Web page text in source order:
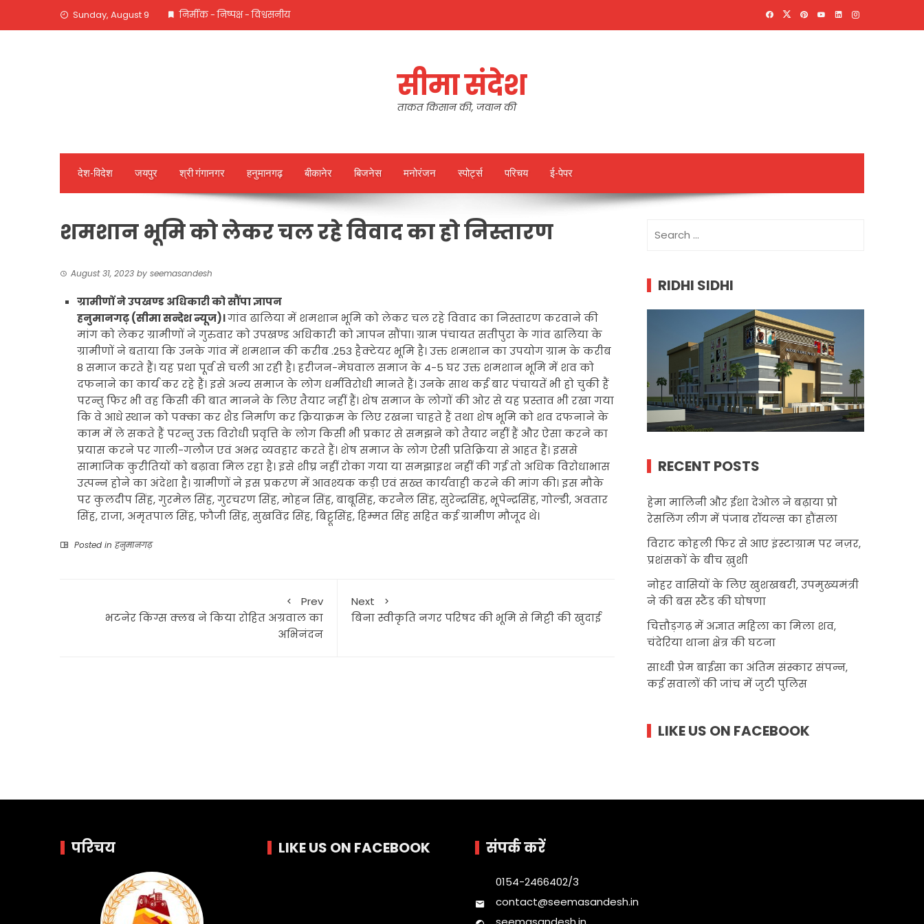
Sunday, August 9 निर्मीक - निष्पक्ष - विश्वसनीय
सीमा संदेश
ताकत किसान की, जवान की
देश-विदेश जयपुर श्री गंगानगर हनुमानगढ़ बीकानेर बिजनेस मनोरंजन स्पोर्ट्स परिचय ई-पेपर
शमशान भूमि को लेकर चल रहे विवाद का हो निस्तारण
August 31, 2023 by seemasandesh
ग्रामीणों ने उपखण्ड अधिकारी को सौंपा ज्ञापन
हनुमानगढ़ (सीमा सन्देश न्यूज)।गांव ढालिया में शमशान भूमि को लेकर चल रहे विवाद का निस्तारण करवाने की
मांग को लेकर ग्रामीणों ने गुरुवार को उपखण्ड अधिकारी को ज्ञापन सौंपा। ग्राम पंचायत सतीपुरा के गांव ढालिया के
ग्रामीणों ने बताया कि उनके गांव में शमशान की करीब .253 हैक्टेयर भूमि है। उक्त शमशान का उपयोग ग्राम के करीब
8 समाज करते हैं। यह प्रथा पूर्व से चली आ रही है। हरीजन-मेघवाल समाज के 4-5 घर उक्त शमशान भूमि में शव को
दफनाने का कार्य कर रहे हैं। इसे अन्य समाज के लोग धर्मविरोधी मानते हैं। उनके साथ कई बार पंचायतें भी हो चुकी हैं
परन्तु फिर भी वह किसी की बात मानने के लिए तैयार नहीं हैं। शेष समाज के लोगों की ओर से यह प्रस्ताव भी रखा गया
कि वे आधे स्थान को पक्का कर शैड निर्माण कर क्रियाक्रम के लिए रखना चाहते हैं तथा शेष भूमि को शव दफनाने के
काम में ले सकते हैं परन्तु उक्त विरोधी प्रवृत्ति के लोग किसी भी प्रकार से समझने को तैयार नहीं हैं और ऐसा करने का
प्रयास करने पर गाली-गलौज एवं अभद्र व्यवहार करते हैं। शेष समाज के लोग ऐसी प्रतिक्रिया से आहत हैं। इससे
सामाजिक कुरीतियों को बढ़ावा मिल रहा है। इसे शीघ्र नहीं रोका गया या समझाइश नहीं की गई तो अधिक विरोधाभास
उत्पन्न होने का अंदेशा है। ग्रामीणों ने इस प्रकरण में आवश्यक कड़ी एवं सख्त कार्यवाही करने की मांग की। इस मौके
पर कुलदीप सिंह, गुरमेल सिंह, गुरचरण सिंह, मोहन सिंह, बाबूसिंह, करनैल सिंह, सुरेन्द्रसिंह, भूपेन्द्रसिंह, गोल्डी, अवतार
सिंह, राजा, अमृतपाल सिंह, फौजी सिंह, सुखविंद्र सिंह, बिट्टूसिंह, हिम्मत सिंह सहित कई ग्रामीण मौजूद थे।
Posted in हनुमानगढ़
Prev
भटनेर किंग्स क्लब ने किया रोहित अग्रवाल का
अभिनंदन
Next
बिना स्वीकृति नगर परिषद की भूमि से मिट्टी की खुदाई
for:
RIDHI SIDHI
RECENT POSTS
हेमा मालिनी और ईशा देओल ने बढ़ाया प्रो
रेसलिंग लीग में पंजाब रॉयल्स का हौंसला
विराट कोहली फिर से आए इंस्टाग्राम पर नज़र,
प्रशंसकों के बीच ख़ुशी
नोहर वासियों के लिए खुशखबरी, उपमुख्यमंत्री
ने की बस स्टैंड की घोषणा
चित्तौड़गढ़ में अज्ञात महिला का मिला शव,
चंदेरिया थाना क्षेत्र की घटना
साध्वी प्रेम बाईसा का अंतिम संस्कार संपन्न,
कई सवालों की जांच में जुटी पुलिस
LIKE US ON FACEBOOK
परिचय LIKE US ON FACEBOOK संपर्क करें
0154-2466402/3
contact@seemasandesh.in